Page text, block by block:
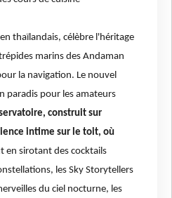
thaïlandais, célèbre l'héritage
marins des Andaman
la navigation. Le nouvel
paradis pour les amateurs
construit sur
intime sur le toit, où
en sirotant des cocktails
les Sky Storytellers
du ciel nocturne, les